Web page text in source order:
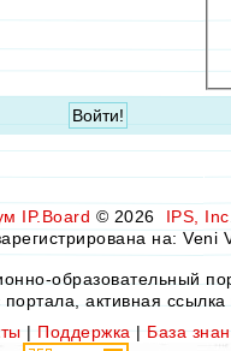
IP.Board © 2026 IPS, Inc
на: Veni
образовательный
активная ссылка
| Поддержка | База